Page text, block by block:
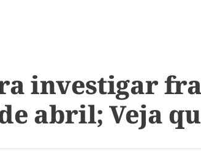
investigar
abril; Veja